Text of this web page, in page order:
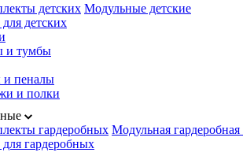
детских Модульные детские
детских
и тумбы
пеналы
и полки
гардеробных Модульная
гардеробных